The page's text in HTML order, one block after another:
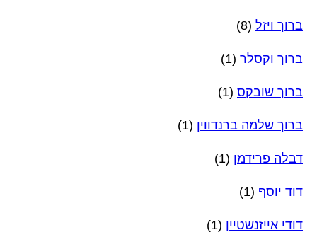
ברוך ויזל (8)
ברוך וקסלר (1)
ברוך שובקס (1)
ברוך שלמה ברנדווין (1)
דבלה פרידמן (1)
דוד יוסף (1)
דודי אייזנשטיין (1)